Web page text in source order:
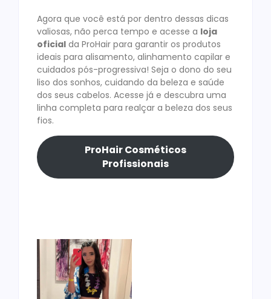
Agora que você está por dentro dessas dicas
valiosas, não perca tempo e acesse a loja
oficial da ProHair para garantir os produtos
ideais para alisamento, alinhamento capilar e
cuidados pós-progressiva! Seja o dono do seu
liso dos sonhos, cuidando da beleza e saúde
dos seus cabelos. Acesse já e descubra uma
linha completa para realçar a beleza dos seus
fios.
ProHair Cosméticos
Profissionais